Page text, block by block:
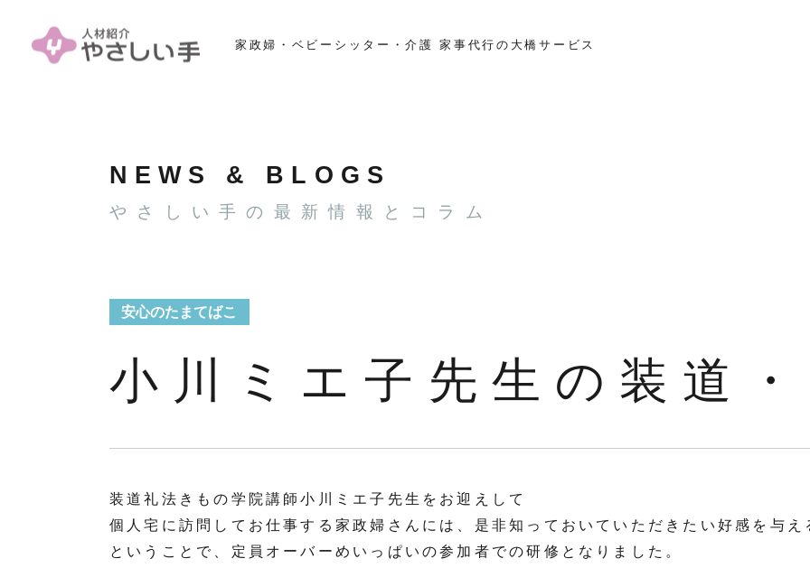
家政婦・ベビーシッター・介護 家事代行の大橋サービス
NEWS & BLOGS
やさしい手の最新情報とコラム
安心のたまてばこ
小川ミエ子先生の装道
装道礼法きもの学院講師小川ミエ子先生をお迎えして
個人宅に訪問してお仕事する家政婦さんには、是非知っておいていただきたい好感を与え
ということで、定員オーバーめいっぱいの参加者での研修となりました。